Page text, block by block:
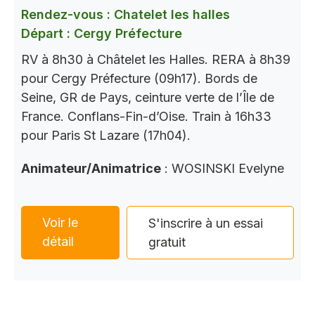
Rendez-vous : Chatelet les halles
Départ : Cergy Préfecture
RV à 8h30 à Châtelet les Halles. RERA à 8h39
pour Cergy Préfecture (09h17). Bords de
Seine, GR de Pays, ceinture verte de l’Île de
France. Conflans-Fin-d’Oise. Train à 16h33
pour Paris St Lazare (17h04).
Animateur/Animatrice : WOSINSKI Evelyne
Voir le
détail
S'inscrire à un essai
gratuit